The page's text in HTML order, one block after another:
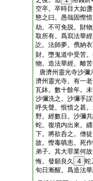
空卒。卒時目大如
愍之曰。愚哉固慳
劫。不可免脱。財
取所有。爲寫法華
訖。法師夢。㑺納
財。墮鬼道中受苦
物。造法華經。離
唐濟州靈光寺沙彌
濟州靈光寺。有一
瓦鉢。數十餘年。
沙彌洗之。沙彌手
呼失聲。恨惜之甚
野。經數日。沙彌
蛇。復墳内出來。
下。將欲呑之。僧
故。慳毒嗔恚。死
弟子。其大罪業何
悔。發願良久
4 蛇
旬日漸醒。爲造法